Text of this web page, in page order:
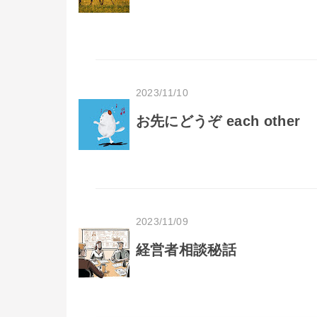
2023/11/10
お先にどうぞ each other
2023/11/09
経営者相談秘話